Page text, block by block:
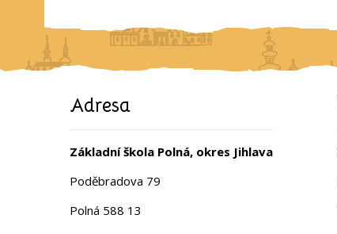
Adresa
Základní škola Polná, okres Jihlava
Poděbradova 79
Polná 588 13